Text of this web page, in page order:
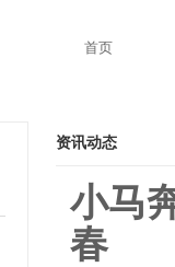
首页
资讯动态
小马
春